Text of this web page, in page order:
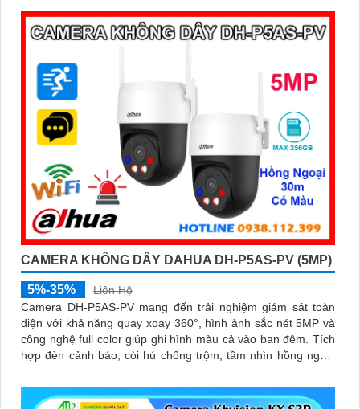
CAMERA KHÔNG DÂY DAHUA DH-P5AS-PV (5MP)
5%-35%
Liên Hệ
Camera DH-P5AS-PV mang đến trải nghiệm giám sát toàn
diện với khả năng quay xoay 360°, hình ảnh sắc nét 5MP và
công nghệ full color giúp ghi hình màu cả vào ban đêm. Tích
hợp đèn cảnh báo, còi hú chống trộm, tầm nhìn hồng ngoại
camera hoạt động ổn định trong mọi điều kiện